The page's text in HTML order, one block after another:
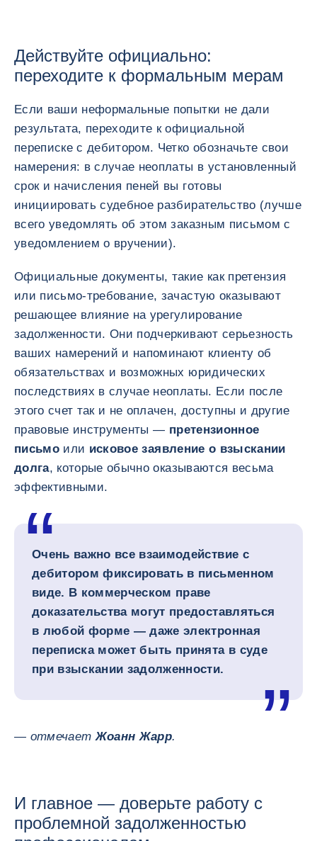
Действуйте официально:
переходите к формальным мерам
Если ваши неформальные попытки не дали
результата, переходите к официальной
переписке с дебитором. Четко обозначьте свои
намерения: в случае неоплаты в установленный
срок и начисления пеней вы готовы
инициировать судебное разбирательство (лучше
всего уведомлять об этом заказным письмом с
уведомлением о вручении).
Официальные документы, такие как претензия
или письмо-требование, зачастую оказывают
решающее влияние на урегулирование
задолженности. Они подчеркивают серьезность
ваших намерений и напоминают клиенту об
обязательствах и возможных юридических
последствиях в случае неоплаты. Если после
этого счет так и не оплачен, доступны и другие
правовые инструменты — претензионное
письмо или исковое заявление о взыскании
долга, которые обычно оказываются весьма
эффективными.
Очень важно все взаимодействие с
дебитором фиксировать в письменном
виде. В коммерческом праве
доказательства могут предоставляться
в любой форме — даже электронная
переписка может быть принята в суде
при взыскании задолженности.
— отмечаетЖоанн Жарр.
И главное — доверьте работу с
проблемной задолженностью